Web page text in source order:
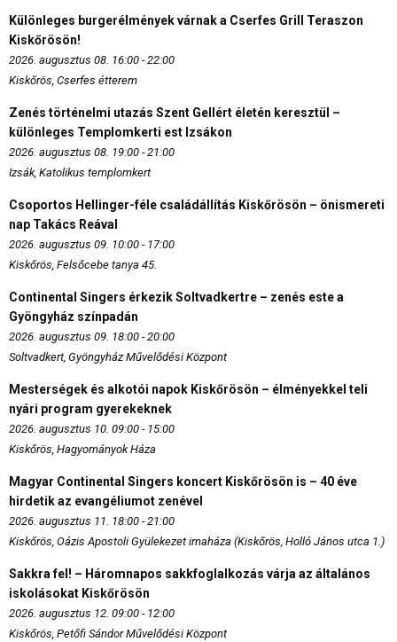
Különleges burgerélmények várnak a Cserfes Grill Teraszon
Kiskőrösön!
2026. augusztus 08. 16:00 - 22:00
Kiskőrös, Cserfes étterem
Zenés történelmi utazás Szent Gellért életén keresztül –
különleges Templomkerti est Izsákon
2026. augusztus 08. 19:00 - 21:00
Izsák, Katolikus templomkert
Csoportos Hellinger-féle családállítás Kiskőrösön – önismereti
nap Takács Reával
2026. augusztus 09. 10:00 - 17:00
Kiskőrös, Felsőcebe tanya 45.
Continental Singers érkezik Soltvadkertre – zenés este a
Gyöngyház színpadán
2026. augusztus 09. 18:00 - 20:00
Soltvadkert, Gyöngyház Művelődési Központ
Mesterségek és alkotói napok Kiskőrösön – élményekkel teli
nyári program gyerekeknek
2026. augusztus 10. 09:00 - 15:00
Kiskőrös, Hagyományok Háza
Magyar Continental Singers koncert Kiskőrösön is – 40 éve
hirdetik az evangéliumot zenével
2026. augusztus 11. 18:00 - 21:00
Kiskőrös, Oázis Apostoli Gyülekezet imaháza (Kiskőrös, Holló János utca 1.)
Sakkra fel! – Háromnapos sakkfoglalkozás várja az általános
iskolásokat Kiskőrösön
2026. augusztus 12. 09:00 - 12:00
Kiskőrös, Petőfi Sándor Művelődési Központ